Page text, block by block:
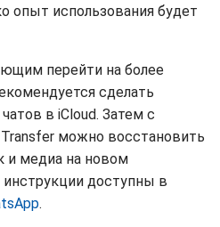
опыт использования будет
перейти на более
сделать
в iCloud. Затем с
можно восстановить
и медиа на новом
доступны в
.